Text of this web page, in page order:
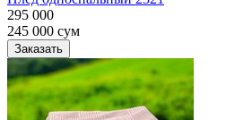
295 000
245 000 сум
Заказать